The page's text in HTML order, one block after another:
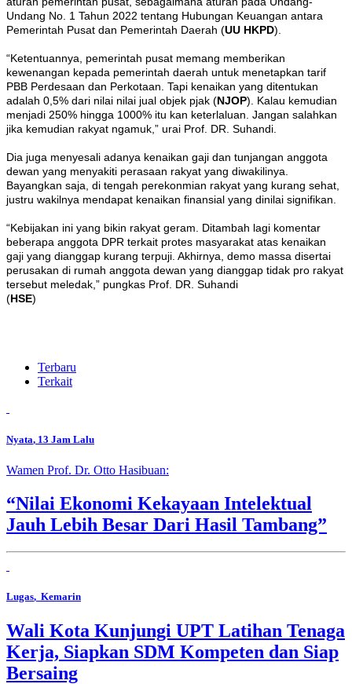
Undang No. 1 Tahun 2022 tentang Hubungan Keuangan antara
Pemerintah Pusat dan Pemerintah Daerah (UU HKPD).
“Ketentuannya, pemerintah pusat memang memberikan
kewenangan kepada pemerintah daerah untuk menetapkan tarif
PBB Perdesaan dan Perkotaan. Tapi kenaikan yang ditentukan
adalah 0,5% dari nilai nilai jual objek pjak (NJOP). Kalau kemudian
menjadi 250% hingga 1000% itu kan keterlaluan. Jangan salahkan
jika kemudian rakyat ngamuk,” urai Prof. DR. Suhandi.
Dia juga menyesali adanya kenaikan gaji dan tunjangan anggota
dewan yang menyakiti perasaan rakyat yang diwakilinya.
Bayangkan saja, di tengah perekonmian rakyat yang kurang sehat,
justru wakilnya mendapat kenaikan finansial yang dinilai signifikan.
“Kebijakan ini yang bikin rakyat geram. Ditambah lagi komentar
beberapa anggota DPR terkait protes masyarakat atas kenaikan
gaji yang dianggap kurang terpuji. Akhirnya, demo massa disertai
perusakan di rumah anggota dewan yang dianggap tidak pro rakyat
tersebut meledak,” pungkas Prof. DR. Suhandi
(HSE)
Terbaru
Terkait
Nyata, 13 Jam Lalu
Wamen Prof. Dr. Otto Hasibuan:
“Nilai Ekonomi Kekayaan Intelektual
Jauh Lebih Besar Dari Hasil Tambang”
Lugas, Kemarin
Wali Kota Kunjungi UPT Latihan Tenaga
Kerja, Siapkan SDM Kompeten dan Siap
Bersaing